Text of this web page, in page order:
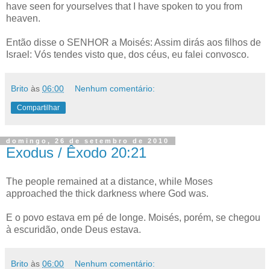
have seen for yourselves that I have spoken to you from
heaven.
Então disse o SENHOR a Moisés: Assim dirás aos filhos de
Israel: Vós tendes visto que, dos céus, eu falei convosco.
Brito às 06:00 Nenhum comentário:
Compartilhar
domingo, 26 de setembro de 2010
Exodus / Êxodo 20:21
The people remained at a distance, while Moses
approached the thick darkness where God was.
E o povo estava em pé de longe. Moisés, porém, se chegou
à escuridão, onde Deus estava.
Brito às 06:00 Nenhum comentário: